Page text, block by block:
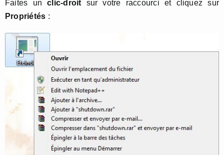
Faites unclic-droit sur votre raccourci et cliquez sur
Propriétés :